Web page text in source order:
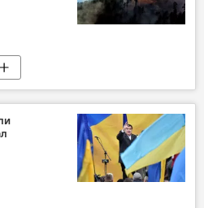
Джавахети